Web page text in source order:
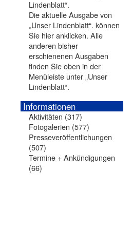
Die aktuelle Ausgabe von
„Unser Lindenblatt“. können
Sie hier anklicken. Alle
anderen bisher
erschienenen Ausgaben
finden Sie oben in der
Menüleiste unter „Unser
Lindenblatt“.
Informationen
Aktivitäten (317)
Fotogalerien (577)
Presseveröffentlichungen
(507)
Termine + Ankündigungen
(66)